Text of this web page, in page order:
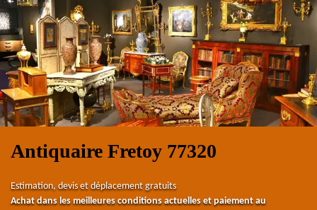
Antiquaire Fretoy 77320
Estimation, devis et déplacement gratuits
Achat dans les meilleures conditions actuelles et paiement au